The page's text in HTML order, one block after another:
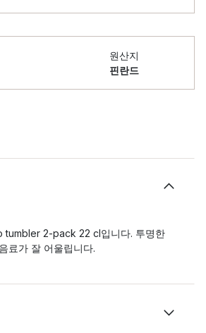
원산지
핀란드
tumbler 2-pack 22 cl입니다. 투명한
료가 잘 어울립니다.